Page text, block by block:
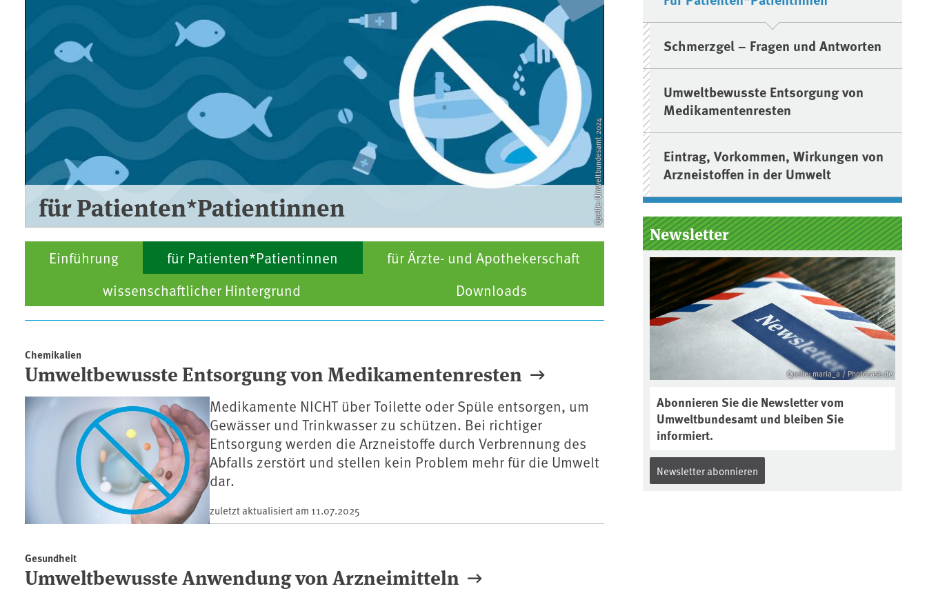
Quelle: Umweltbundesamt 2024
für Patienten*Patientinnen
Einführung für Patienten*Patientinnen
für Ärzte- und Apothekerschaft
wissenschaftlicher Hintergrund
Downloads
Artikel
Chemikalien
Umweltbewusste Entsorgung von Medikamentenresten
Medikamente NICHT über Toilette oder Spüle entsorgen, um
Gewässer und Trinkwasser zu schützen. Bei richtiger
Entsorgung werden die Arzneistoffe durch Verbrennung des
Abfalls zerstört und stellen kein Problem mehr für die Umwelt
dar.
zuletzt aktualisiert am 11.07.2025
Gesundheit
Umweltbewusste Anwendung von Arzneimitteln
Schmerzgel – Fragen und Antworten
Umweltbewusste Entsorgung von
Medikamentenresten
Eintrag, Vorkommen, Wirkungen von
Arzneistoffen in der Umwelt
Newsletter
Quelle: maria_a / Photocase.de
Abonnieren Sie die Newsletter vom
Umweltbundesamt und bleiben Sie
informiert.
Newsletter abonnieren